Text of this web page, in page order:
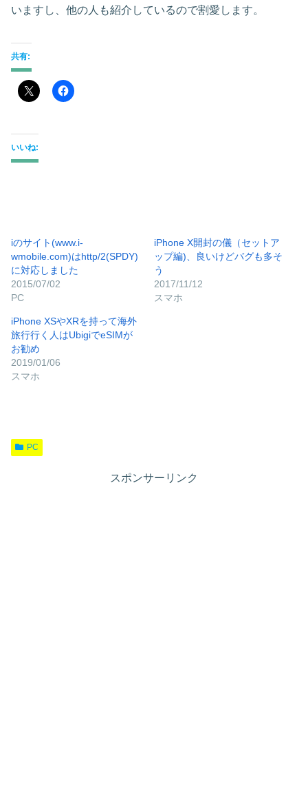
いますし、他の人も紹介しているので割愛します。
共有:
いいね:
iのサイト(www.i-
wmobile.com)はhttp/2(SPDY)
に対応しました
2015/07/02
PC
iPhone X開封の儀（セットア
ップ編)、良いけどバグも多そ
う
2017/11/12
スマホ
iPhone XSやXRを持って海外
旅行行く人はUbigiでeSIMが
お勧め
2019/01/06
スマホ
PC
スポンサーリンク